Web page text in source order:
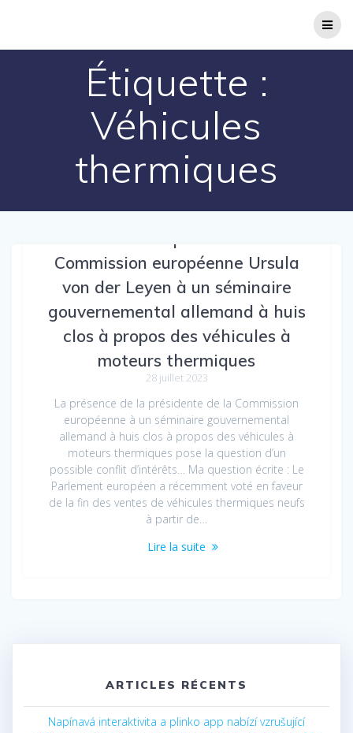
Étiquette :
Véhicules
thermiques
Commission européenne Ursula
von der Leyen à un séminaire
gouvernemental allemand à huis
clos à propos des véhicules à
moteurs thermiques
28 juillet 2023
La présence de la présidente de la Commission
européenne à un séminaire gouvernemental
allemand à huis clos à propos des véhicules à
moteurs thermiques pose la question d’un
possible conflit d’intérêts… Ma question écrite : Le
Parlement européen a récemment voté en faveur
de la fin des ventes de véhicules thermiques neufs
à partir de…
Lire la suite
ARTICLES RÉCENTS
Napínavá interaktivita a plinko app nabízí vzrušující